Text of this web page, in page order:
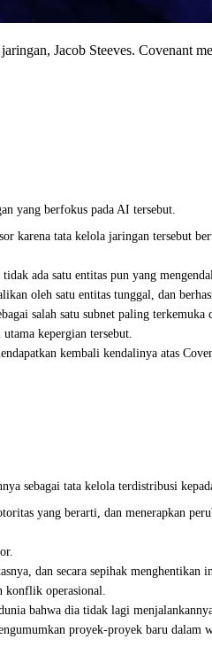
Jacob Steeves. Covenant
yang berfokus pada AI tersebut.
karena tata kelola jaringan tersebut
ada satu entitas pun yang
oleh satu entitas tunggal, dan
salah satu subnet paling terkemuka
kepergian tersebut.
kembali kendalinya atas
sebagai tata kelola terdistribusi
yang berarti, dan menerapkan
dan secara sepihak
konflik operasional.
bahwa dia tidak lagi
proyek-proyek baru dalam